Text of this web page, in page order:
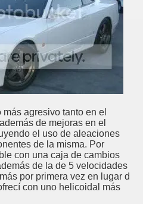
agresivo tanto en el
de mejoras en el
el uso de aleaciones
de la misma. Por
con una caja de cambios
de la de 5 velocidades
por primera vez en lugar d
con uno helicoidal más